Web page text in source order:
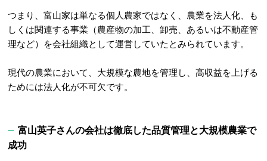
つまり、富山家は単なる個人農家ではなく、農業を法人化、も
しくは関連する事業（農産物の加工、卸売、あるいは不動産管
理など）を会社組織として運営していたとみられています。
現代の農業において、大規模な農地を管理し、高収益を上げる
ためには法人化が不可欠です。
富山英子さんの会社は徹底した品質管理と大規模農業で
成功